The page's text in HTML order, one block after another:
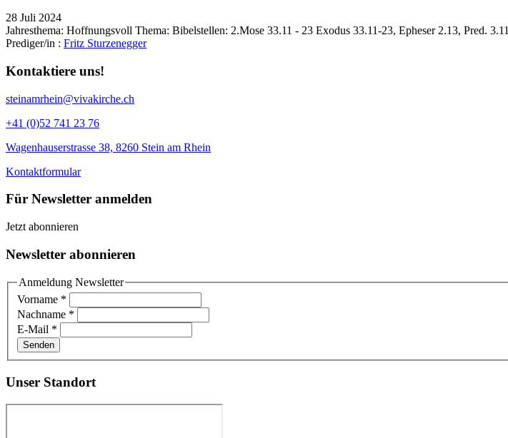
28 Juli 2024
Jahresthema: Hoffnungsvoll Thema: Bibelstellen: 2.Mose 33.11 - 23 Exodus 33.11-23, Epheser 2.13, Pred. 3.11
Prediger/in : Fritz Sturzenegger
Kontaktiere uns!
steinamrhein@vivakirche.ch
+41 (0)52 741 23 76
Wagenhauserstrasse 38, 8260 Stein am Rhein
Kontaktformular
Für Newsletter anmelden
Jetzt abonnieren
Newsletter abonnieren
Anmeldung Newsletter
Vorname *
Nachname *
E-Mail *
Senden
Unser Standort